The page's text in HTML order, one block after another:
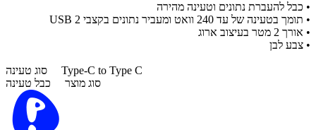
• כבל להעברת נתונים וטעינה מהירה
• תומך בטעינה של עד 240 וואט ומעביר נתונים בקצבי USB 2
• אורך 2 מטר בעיצוב ארוג
• צבע לבן
סוג טעינה Type-C to Type C
סוג מוצר כבל טעינה